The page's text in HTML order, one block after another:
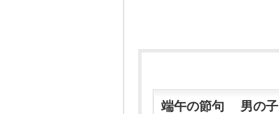
端午の節句 男の子